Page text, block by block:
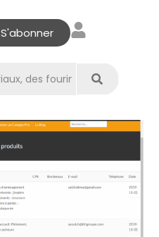
S'abonner